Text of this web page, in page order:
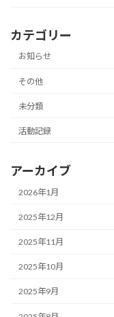
カテゴリー
お知らせ
その他
未分類
活動記録
アーカイブ
2026年1月
2025年12月
2025年11月
2025年10月
2025年9月